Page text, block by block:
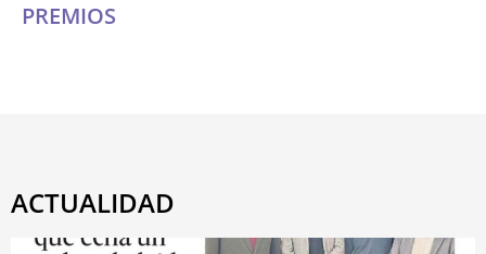
PREMIOS
ACTUALIDAD